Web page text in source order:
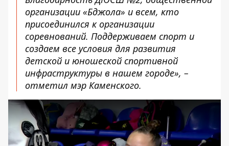
организации «Бджола» и всем, кто
присоединился к организации
соревнований. Поддерживаем спорт и
создаем все условия для развития
детской и юношеской спортивной
инфраструктуры в нашем городе», –
отметил мэр Каменского.